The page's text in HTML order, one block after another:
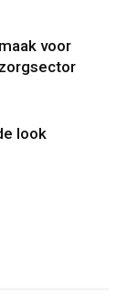
voor
look